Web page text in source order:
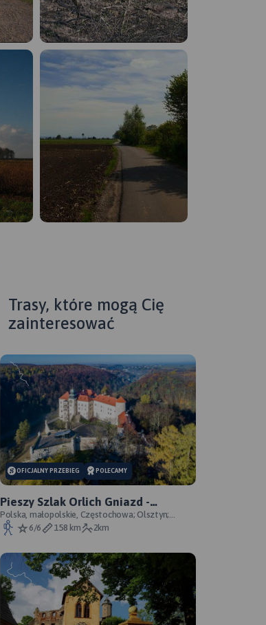
Trasy, które mogą Cię
zainteresować
OFICJALNY PRZEBIEG POLECAMY
Pieszy Szlak Orlich Gniazd -
oficjalny przebieg szlaku
Polska, małopolskie, Częstochowa; Olsztyn;
Mirów; Bobolice; Morsko; Ogrodzieniec; Pilica;
Smoleń; By
6/6 158 km 2km